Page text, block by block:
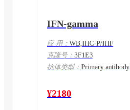
IFN-gamma
应 用： WB,IHC-P/IHF
克隆号： 3F1E3
抗体类型： Primary antibody
¥2180